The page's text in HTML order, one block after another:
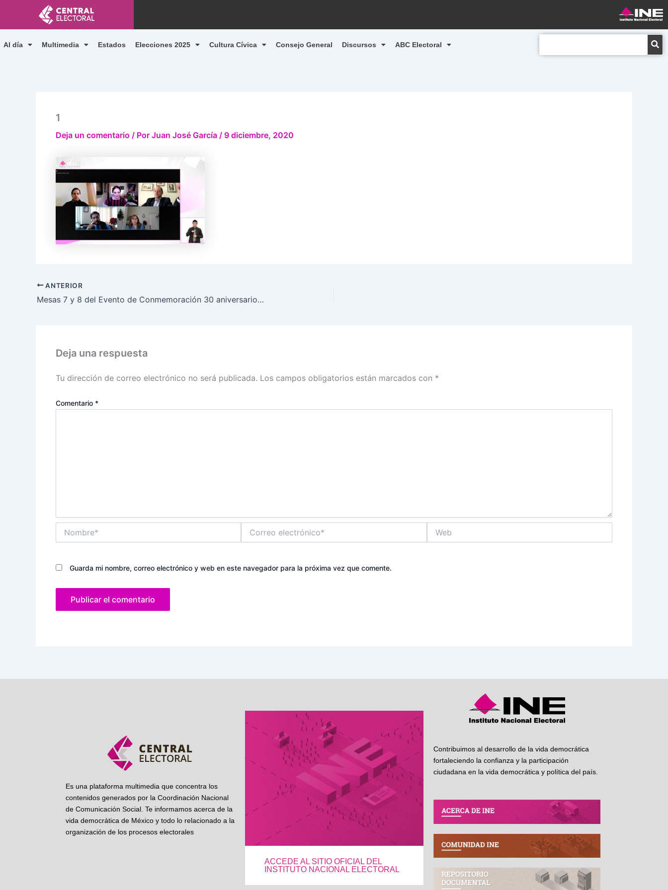
contenido
Al día Multimedia Estados Elecciones 2025 Cultura Cívica Consejo General Discursos ABC Electoral
1
Deja un comentario / Por Juan José García / 9 diciembre, 2020
ANTERIOR
Mesas 7 y 8 del Evento de Conmemoración 30 aniversario IFE-INE 1990-2020, transmitido por la plataforma del INE
Deja una respuesta
Tu dirección de correo electrónico no será publicada. Los campos obligatorios están marcados con *
Comentario *
electrónico*
Guarda mi nombre, correo electrónico y web en este navegador para la próxima vez que comente.
Es una plataforma multimedia que concentra los
contenidos generados por la Coordinación Nacional
de Comunicación Social. Te informamos acerca de la
vida democrática de México y todo lo relacionado a la
organización de los procesos electorales
ACCEDE AL SITIO OFICIAL DEL
INSTITUTO NACIONAL ELECTORAL
Contribuimos al desarrollo de la vida democrática
fortaleciendo la confianza y la participación
ciudadana en la vida democrática y política del país.